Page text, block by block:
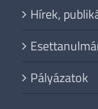
Hírek,
Pályázatok